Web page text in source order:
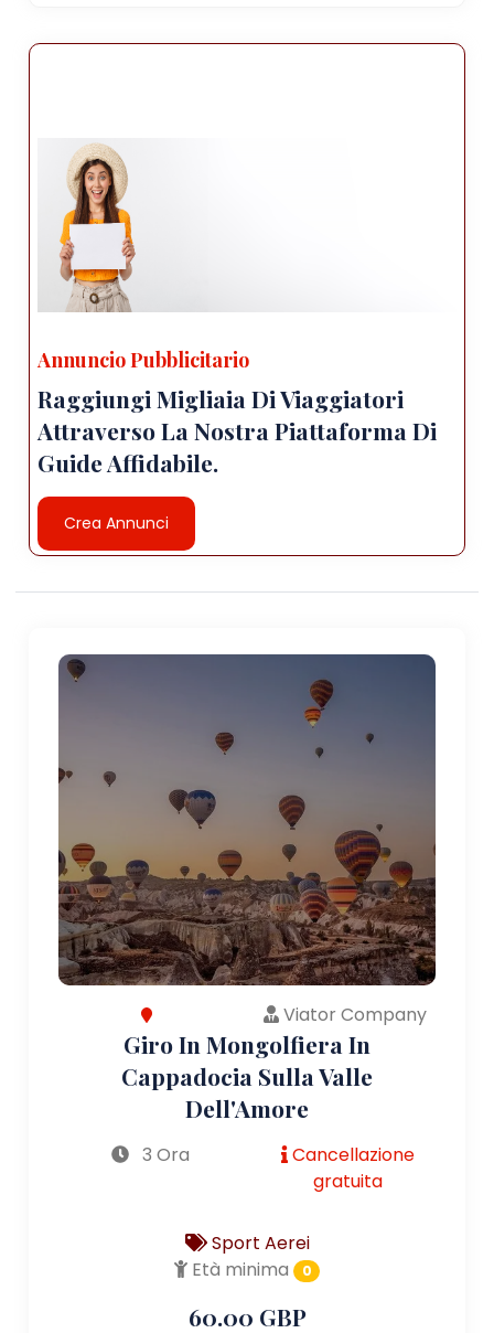
Annuncio Pubblicitario
Raggiungi Migliaia Di Viaggiatori
Attraverso La Nostra Piattaforma Di
Guide Affidabile.
Crea Annunci
Viator Company
Giro In Mongolfiera In
Cappadocia Sulla Valle
Dell'Amore
3 Ora
Cancellazione
gratuita
Sport Aerei
Età minima
0
60.00 GBP